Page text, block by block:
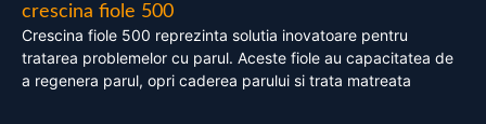
crescina fiole 500
Crescina fiole 500 reprezinta solutia inovatoare pentru
tratarea problemelor cu parul. Aceste fiole au capacitatea de
a regenera parul, opri caderea parului si trata matreata